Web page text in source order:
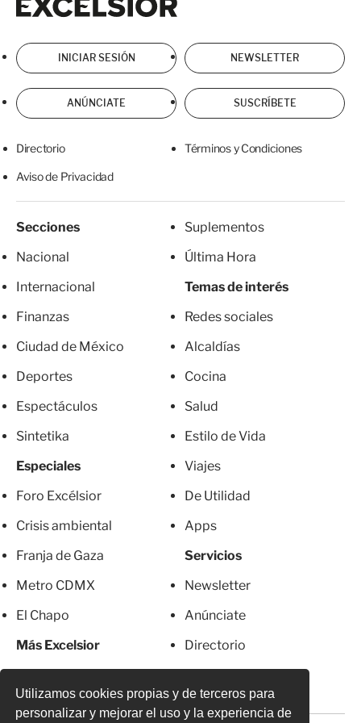
Utilizamos cookies propias y de terceros para
personalizar y mejorar el uso y la experiencia de
INICIAR SESIÓN NEWSLETTER
ANÚNCIATE SUSCRÍBETE
Directorio Términos y Condiciones
Aviso de Privacidad
Secciones
Nacional
Internacional
Finanzas
Ciudad de México
Deportes
Espectáculos
Sintetika
Especiales
Foro Excélsior
Crisis ambiental
Franja de Gaza
Metro CDMX
El Chapo
Más Excelsior
Suplementos
Última Hora
Temas de interés
Redes sociales
Alcaldías
Cocina
Salud
Estilo de Vida
Viajes
De Utilidad
Apps
Servicios
Newsletter
Anúnciate
Directorio